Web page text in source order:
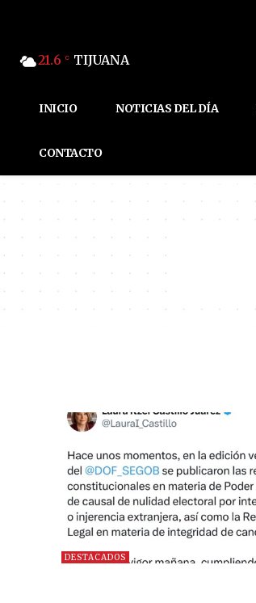
21.6 C TIJUANA
INICIO NOTICIAS DEL DÍA
CONTACTO
DESTACADOS